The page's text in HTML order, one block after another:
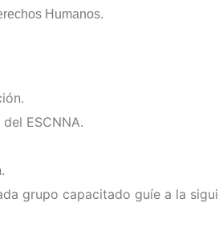
Humanos.
ESCNNA.
grupo capacitado guíe a la